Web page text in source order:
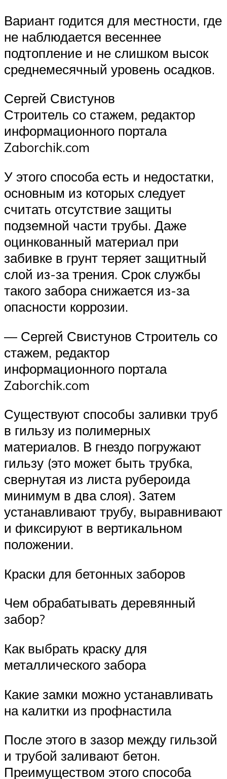
Вариант годится для местности, где
не наблюдается весеннее
подтопление и не слишком высок
среднемесячный уровень осадков.
Сергей Свистунов
Строитель со стажем, редактор
информационного портала
Zaborchik.com
У этого способа есть и недостатки,
основным из которых следует
считать отсутствие защиты
подземной части трубы. Даже
оцинкованный материал при
забивке в грунт теряет защитный
слой из-за трения. Срок службы
такого забора снижается из-за
опасности коррозии.
— Сергей Свистунов Строитель со
стажем, редактор
информационного портала
Zaborchik.com
Существуют способы заливки труб
в гильзу из полимерных
материалов. В гнездо погружают
гильзу (это может быть трубка,
свернутая из листа рубероида
минимум в два слоя). Затем
устанавливают трубу, выравнивают
и фиксируют в вертикальном
положении.
Краски для бетонных заборов
Чем обрабатывать деревянный
забор?
Как выбрать краску для
металлического забора
Какие замки можно устанавливать
на калитки из профнастила
После этого в зазор между гильзой
и трубой заливают бетон.
Преимуществом этого способа